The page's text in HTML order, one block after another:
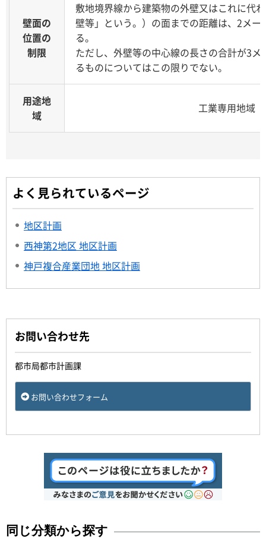
壁面の
位置の
制限
敷地境界線から建築物の外壁又はこれに代
壁等」という。）の面までの距離は、2メー
る。
ただし、外壁等の中心線の長さの合計が3メ
るものについてはこの限りでない。
用途地
域
工業専用地域
よく見られているページ
地区計画
西神第2地区 地区計画
神戸複合産業団地 地区計画
お問い合わせ先
都市局都市計画課
お問い合わせフォーム
同じ分類から探す